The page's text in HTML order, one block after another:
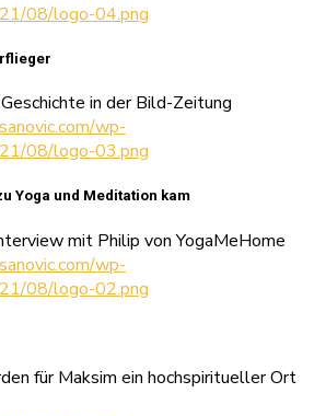
in der Bild-Zeitung
Yoga und Meditation kam
mit Philip von YogaMeHome
für Maksim ein hochspiritueller Ort